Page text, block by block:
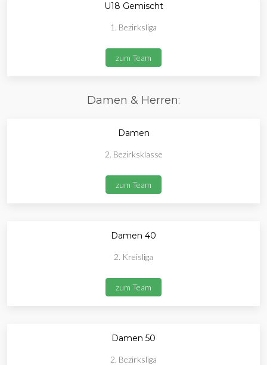
U18 Gemischt
1. Bezirksliga
zum Team
Damen & Herren:
Damen
2. Bezirksklasse
zum Team
Damen 40
2. Kreisliga
zum Team
Damen 50
2. Bezirksliga